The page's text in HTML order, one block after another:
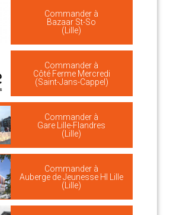
Commander à
Bazaar St-So
(Lille)
Commander à
Côté Ferme Mercredi
(Saint-Jans-Cappel)
Commander à
Gare Lille-Flandres
(Lille)
Commander à
Auberge de Jeunesse HI Lille
(Lille)